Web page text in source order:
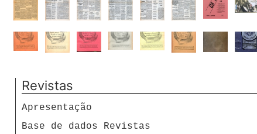
Revistas
Apresentação
Base de dados Revistas